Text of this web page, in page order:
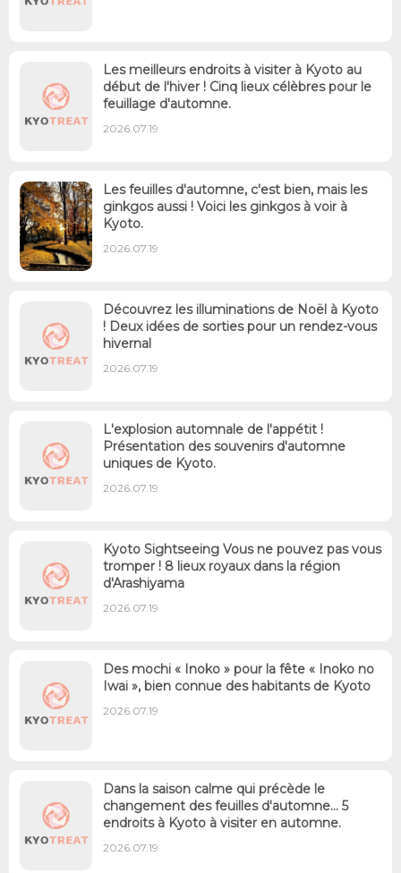
Les meilleurs endroits à visiter à Kyoto au
début de l'hiver ! Cinq lieux célèbres pour le
feuillage d'automne.
2026.07.19
Les feuilles d'automne, c'est bien, mais les
ginkgos aussi ! Voici les ginkgos à voir à
Kyoto.
2026.07.19
Découvrez les illuminations de Noël à Kyoto
! Deux idées de sorties pour un rendez-vous
hivernal
2026.07.19
L'explosion automnale de l'appétit !
Présentation des souvenirs d'automne
uniques de Kyoto.
2026.07.19
Kyoto Sightseeing Vous ne pouvez pas vous
tromper ! 8 lieux royaux dans la région
d'Arashiyama
2026.07.19
Des mochi « Inoko » pour la fête « Inoko no
Iwai », bien connue des habitants de Kyoto
2026.07.19
Dans la saison calme qui précède le
changement des feuilles d'automne... 5
endroits à Kyoto à visiter en automne.
2026.07.19